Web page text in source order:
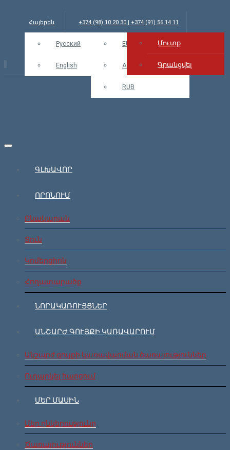
Հայերեն
Русский
English
+374 (98) 10 20 30 | +374 (91) 56 14 11
info@bars.am USD EUR
AMD
RUB
Մուտք Մուտք
Գրանցվել
ԳԼԽԱՎՈՐ
ՈՐՈՆՈՒՄ
Բնակարան
Տուն
Կոմերցիոն
Հողատարածք
ՆՈՐԱԿԱՌՈՒՅՑՆԵՐ
ԱՆՇԱՐԺ ԳՈՒՅՔԻ ԿԱՌԱՎԱՐՈՒՄ
Անշարժ գույքի կառավարման ծառայություններ
Ուղարկել հարցում
ՄԵՐ ՄԱՍԻՆ
Մեր ընկերությունը
Ծառայություններ